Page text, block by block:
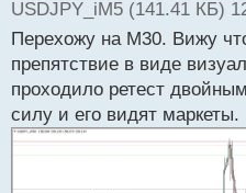
USDJPY_iM5 (141.41 КБ)
Перехожу на М30. Вижу
препятствие в виде
проходило ретест
силу и его видят маркеты.